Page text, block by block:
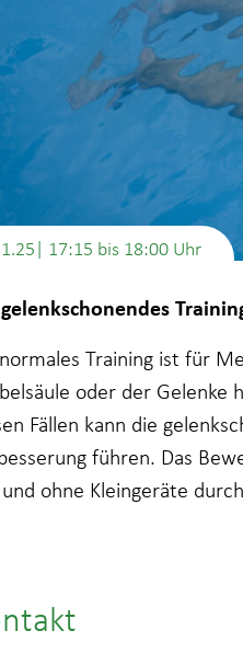
17:15 bis 18:00
Training ist für
oder der Gelenke
Fällen kann die
führen. Das
ohne Kleingeräte